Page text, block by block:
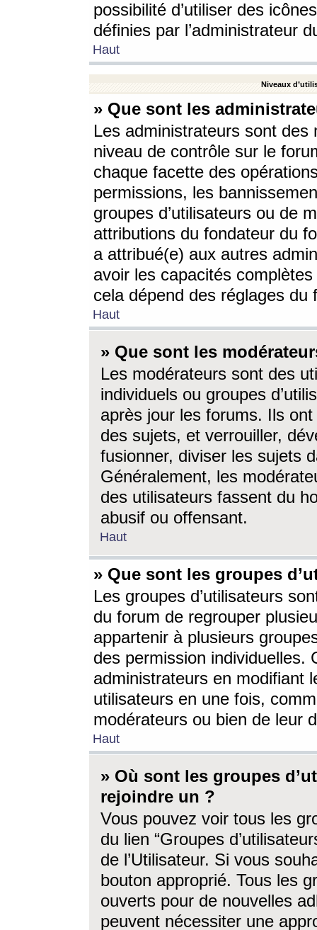
possibilité d’utiliser des
définies par l’administrateur
Haut
Niveaux
» Que sont les
Les administrateurs sont
niveau de contrôle sur le
chaque facette des
permissions, les
groupes d’utilisateurs ou de
attributions du fondateur du
a attribué(e) aux autres
avoir les capacités
cela dépend des réglages du
Haut
» Que sont les
Les modérateurs sont des
individuels ou groupes
après jour les forums. Ils ont
des sujets, et verrouiller,
fusionner, diviser les sujets
Généralement, les
des utilisateurs fassent du
abusif ou offensant.
Haut
» Que sont les groupes
Les groupes d’utilisateurs
du forum de regrouper
appartenir à plusieurs
des permission individuelles.
administrateurs en modifiant
utilisateurs en une fois,
modérateurs ou bien de leur
Haut
» Où sont les groupes
rejoindre un ?
Vous pouvez voir tous les
du lien “Groupes
de l’Utilisateur. Si vous
bouton approprié. Tous les
ouverts pour de nouvelles
peuvent nécessiter une